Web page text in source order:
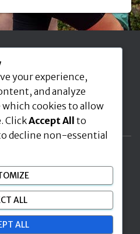
BK CLIMBERS RY
ENGLISH
your experience,
and analyze
which cookies to allow
. ClickAccept All to
decline non-essential
ALL
ALL